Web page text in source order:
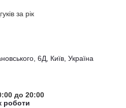
за рік
6Д, Київ, Україна
до 20:00
роботи